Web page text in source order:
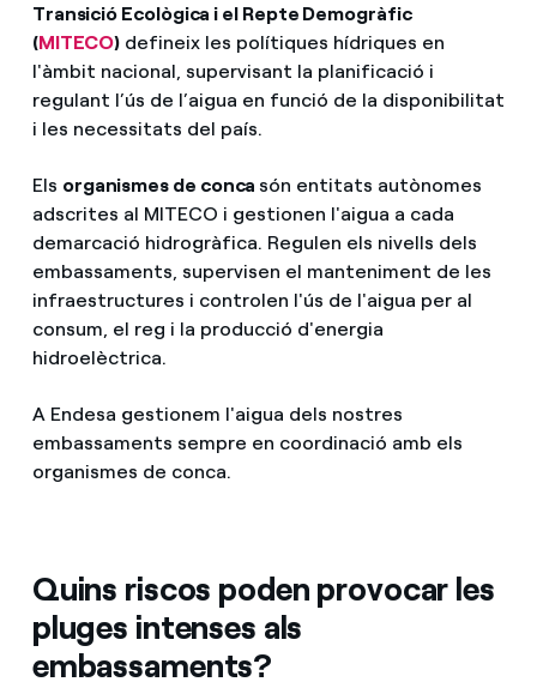
Transició Ecològica i el Repte Demogràfic
(MITECO) defineix les polítiques hídriques en
l'àmbit nacional, supervisant la planificació i
regulant l’ús de l’aigua en funció de la disponibilitat
i les necessitats del país.
Els organismes de conca són entitats autònomes
adscrites al MITECO i gestionen l'aigua a cada
demarcació hidrogràfica. Regulen els nivells dels
embassaments, supervisen el manteniment de les
infraestructures i controlen l'ús de l'aigua per al
consum, el reg i la producció d'energia
hidroelèctrica.
A Endesa gestionem l'aigua dels nostres
embassaments sempre en coordinació amb els
organismes de conca.
Quins riscos poden provocar les
pluges intenses als
embassaments?